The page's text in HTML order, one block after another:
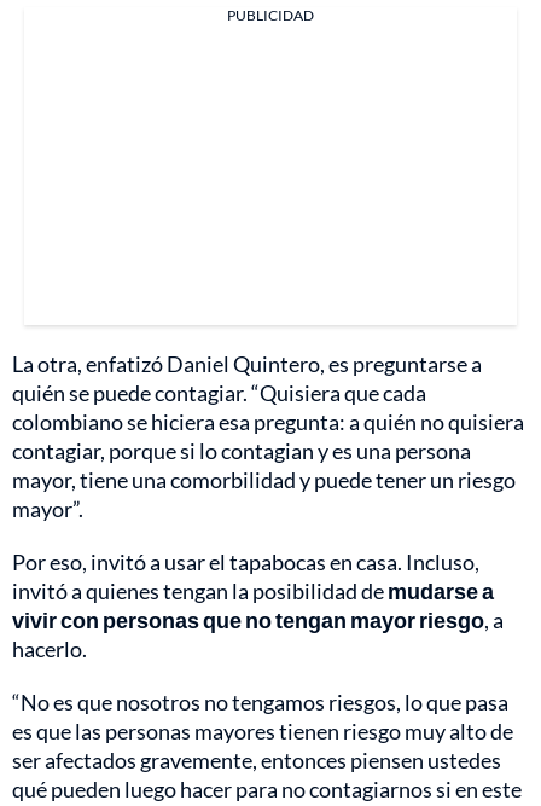
PUBLICIDAD
La otra, enfatizó Daniel Quintero, es preguntarse a
quién se puede contagiar. “Quisiera que cada
colombiano se hiciera esa pregunta: a quién no quisiera
contagiar, porque si lo contagian y es una persona
mayor, tiene una comorbilidad y puede tener un riesgo
mayor”.
Por eso, invitó a usar el tapabocas en casa. Incluso,
invitó a quienes tengan la posibilidad demudarse a
vivir con personas que no tengan mayor riesgo, a
hacerlo.
“No es que nosotros no tengamos riesgos, lo que pasa
es que las personas mayores tienen riesgo muy alto de
ser afectados gravemente, entonces piensen ustedes
qué pueden luego hacer para no contagiarnos si en este